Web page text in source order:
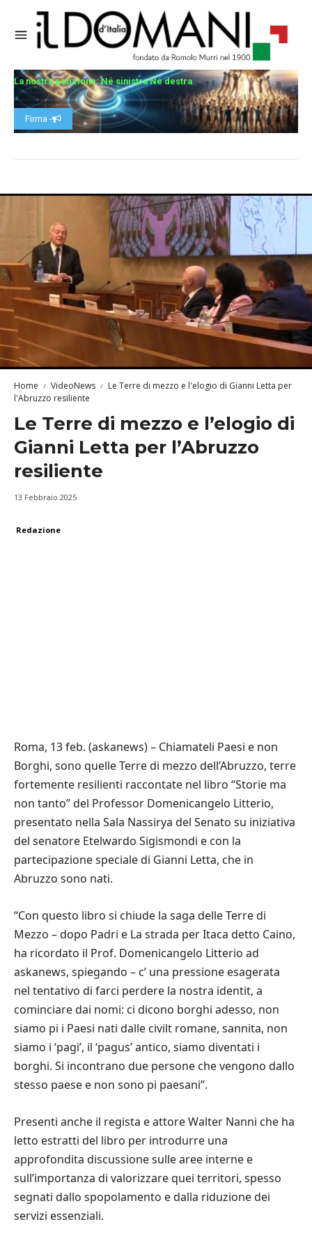
La nostra petizione: Né sinistra Né destra
Firma -
Home VideoNews
Le Terre di mezzo e l'elogio di Gianni Letta per
l'Abruzzo resiliente
Le Terre di mezzo e l’elogio di
Gianni Letta per l’Abruzzo
resiliente
13 Febbraio 2025
Redazione
Roma, 13 feb. (askanews) – Chiamateli Paesi e non
Borghi, sono quelle Terre di mezzo dell’Abruzzo, terre
fortemente resilienti raccontate nel libro “Storie ma
non tanto” del Professor Domenicangelo Litterio,
presentato nella Sala Nassirya del Senato su iniziativa
del senatore Etelwardo Sigismondi e con la
partecipazione speciale di Gianni Letta, che in
Abruzzo sono nati.
“Con questo libro si chiude la saga delle Terre di
Mezzo – dopo Padri e La strada per Itaca detto Caino,
ha ricordato il Prof. Domenicangelo Litterio ad
askanews, spiegando – c’ una pressione esagerata
nel tentativo di farci perdere la nostra identit, a
cominciare dai nomi: ci dicono borghi adesso, non
siamo pi i Paesi nati dalle civilt romane, sannita, non
siamo i ‘pagi’, il ‘pagus’ antico, siamo diventati i
borghi. Si incontrano due persone che vengono dallo
stesso paese e non sono pi paesani”.
Presenti anche il regista e attore Walter Nanni che ha
letto estratti del libro per introdurre una
approfondita discussione sulle aree interne e
sull’importanza di valorizzare quei territori, spesso
segnati dallo spopolamento e dalla riduzione dei
servizi essenziali.